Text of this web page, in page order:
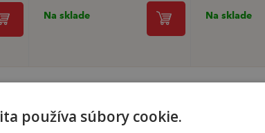
Na sklade Na sklade
používa súbory cookie.